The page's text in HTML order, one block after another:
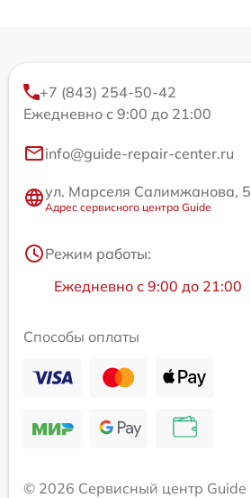
+7 (843) 254-50-42
Ежедневно с 9:00 до 21:00
info@guide-repair-center.ru
ул. Марселя Салимжанова, 5
Адрес сервисного центра Guide
Режим работы:
Ежедневно с 9:00 до 21:00
Способы оплаты
© 2026 Сервисный центр Guide